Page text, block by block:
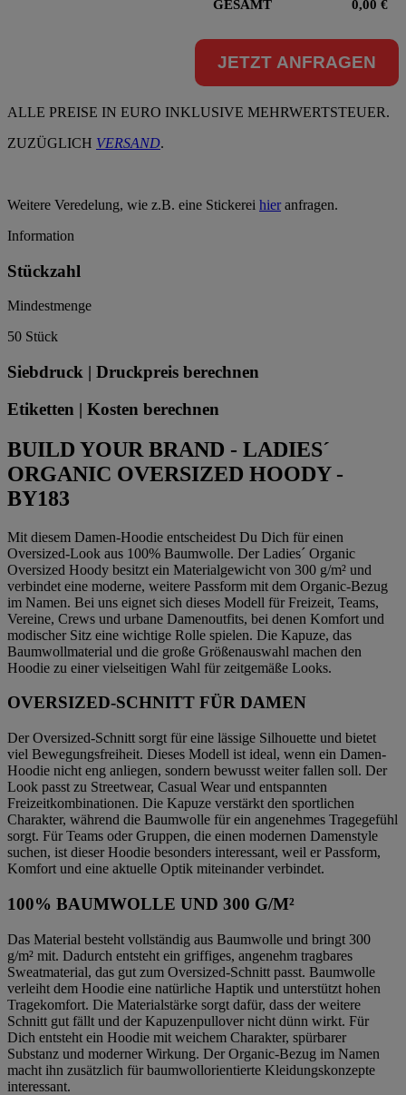
GESAMT 0,00 €
JETZT ANFRAGEN
ALLE PREISE IN EURO INKLUSIVE MEHRWERTSTEUER.
ZUZÜGLICH VERSAND.
Weitere Veredelung, wie z.B. eine Stickerei hieranfragen.
Information
Stückzahl
Mindestmenge
50 Stück
Siebdruck | Druckpreis berechnen
Etiketten | Kosten berechnen
BUILD YOUR BRAND - LADIES´
ORGANIC OVERSIZED HOODY -
BY183
Mit diesem Damen-Hoodie entscheidest Du Dich für einen
Oversized-Look aus 100% Baumwolle. Der Ladies´ Organic
Oversized Hoody besitzt ein Materialgewicht von 300 g/m² und
verbindet eine moderne, weitere Passform mit dem Organic-Bezug
im Namen. Bei uns eignet sich dieses Modell für Freizeit, Teams,
Vereine, Crews und urbane Damenoutfits, bei denen Komfort und
modischer Sitz eine wichtige Rolle spielen. Die Kapuze, das
Baumwollmaterial und die große Größenauswahl machen den
Hoodie zu einer vielseitigen Wahl für zeitgemäße Looks.
OVERSIZED-SCHNITT FÜR DAMEN
Der Oversized-Schnitt sorgt für eine lässige Silhouette und bietet
viel Bewegungsfreiheit. Dieses Modell ist ideal, wenn ein Damen-
Hoodie nicht eng anliegen, sondern bewusst weiter fallen soll. Der
Look passt zu Streetwear, Casual Wear und entspannten
Freizeitkombinationen. Die Kapuze verstärkt den sportlichen
Charakter, während die Baumwolle für ein angenehmes Tragegefühl
sorgt. Für Teams oder Gruppen, die einen modernen Damenstyle
suchen, ist dieser Hoodie besonders interessant, weil er Passform,
Komfort und eine aktuelle Optik miteinander verbindet.
100% BAUMWOLLE UND 300 G/M²
Das Material besteht vollständig aus Baumwolle und bringt 300
g/m² mit. Dadurch entsteht ein griffiges, angenehm tragbares
Sweatmaterial, das gut zum Oversized-Schnitt passt. Baumwolle
verleiht dem Hoodie eine natürliche Haptik und unterstützt hohen
Tragekomfort. Die Materialstärke sorgt dafür, dass der weitere
Schnitt gut fällt und der Kapuzenpullover nicht dünn wirkt. Für
Dich entsteht ein Hoodie mit weichem Charakter, spürbarer
Substanz und moderner Wirkung. Der Organic-Bezug im Namen
macht ihn zusätzlich für baumwollorientierte Kleidungskonzepte
interessant.